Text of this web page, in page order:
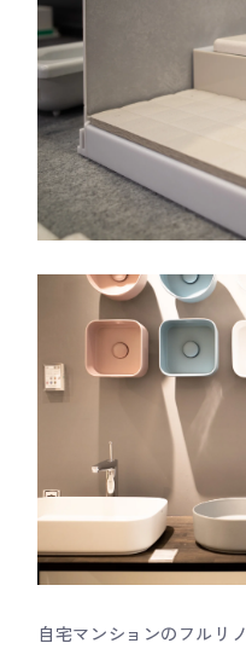
自宅マンションのフルリ